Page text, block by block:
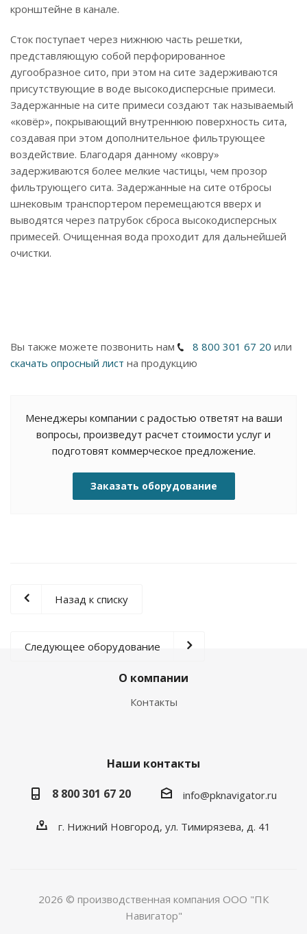
кронштейне в канале.
Сток поступает через нижнюю часть решетки,
представляющую собой перфорированное
дугообразное сито, при этом на сите задерживаются
присутствующие в воде высокодисперсные примеси.
Задержанные на сите примеси создают так называемый
«ковёр», покрывающий внутреннюю поверхность сита,
создавая при этом дополнительное фильтрующее
воздействие. Благодаря данному «ковру»
задерживаются более мелкие частицы, чем прозор
фильтрующего сита. Задержанные на сите отбросы
шнековым транспортером перемещаются вверх и
выводятся через патрубок сброса высокодисперсных
примесей. Очищенная вода проходит для дальнейшей
очистки.
Вы также можете позвонить нам 8 800 301 67 20 или
скачать опросный лист на продукцию
Менеджеры компании с радостью ответят на ваши
вопросы, произведут расчет стоимости услуг и
подготовят коммерческое предложение.
Заказать оборудование
Назад к списку
Следующее оборудование
О компании
Контакты
Наши контакты
8 800 301 67 20
info@pknavigator.ru
г. Нижний Новгород, ул. Тимирязева, д. 41
2026 © производственная компания ООО "ПК
Навигатор"